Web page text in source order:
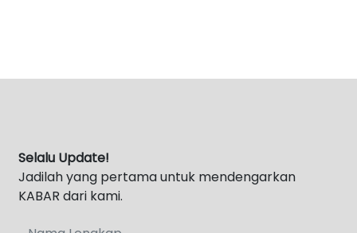
Selalu Update!
Jadilah yang pertama untuk mendengarkan
KABAR dari kami.